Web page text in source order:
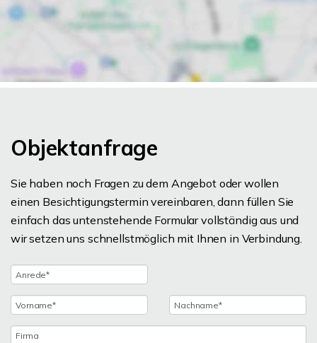
Objektanfrage
Sie haben noch Fragen zu dem Angebot oder wollen
einen Besichtigungstermin vereinbaren, dann füllen Sie
einfach das untenstehende Formular vollständig aus und
wir setzen uns schnellstmöglich mit Ihnen in Verbindung.